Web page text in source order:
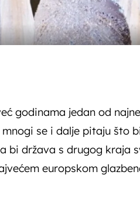
godinama jedan od
mnogi se i dalje pitaju što
bi država s drugog kraja
europskom